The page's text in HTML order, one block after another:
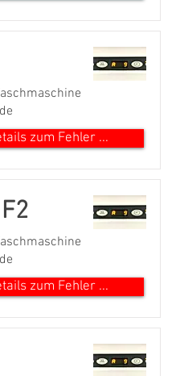
zum Fehler ...
zum Fehler ...